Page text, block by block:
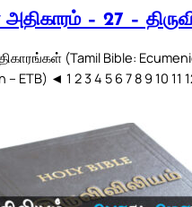
– 27 –
(Tamil Bible:
ETB) ◄ 1 2 3 4 5 6 7 8 9 10 11